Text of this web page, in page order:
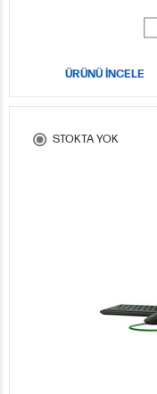
ÜRÜNÜ İNCELE
STOKTA YOK